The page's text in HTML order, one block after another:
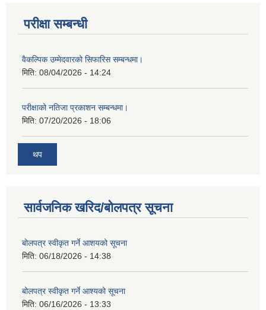
परीक्षा सम्बन्धी
वैकल्पिक उम्मेदवारको सिफारिस सम्बन्धमा।
मिति: 08/04/2026 - 14:24
परीक्षाको नतिजा प्रकाशन सम्बन्धमा।
मिति: 07/20/2026 - 18:06
थप
सार्वजनिक खरिद/बोलपत्र सूचना
बोलपत्र स्वीकृत गर्ने आशयको सूचना
मिति: 06/18/2026 - 14:38
बोलपत्र स्वीकृत गर्ने आश्यको सूचना
मिति: 06/16/2026 - 13:33